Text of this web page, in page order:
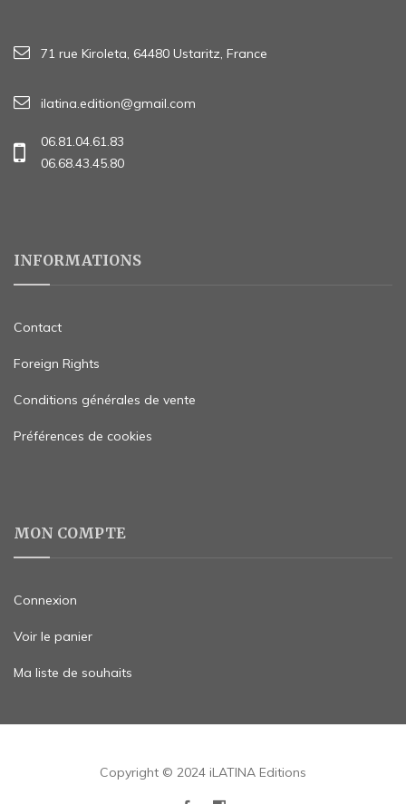
71 rue Kiroleta, 64480 Ustaritz, France
ilatina.edition@gmail.com
06.81.04.61.83
06.68.43.45.80
INFORMATIONS
Contact
Foreign Rights
Conditions générales de vente
Préférences de cookies
MON COMPTE
Connexion
Voir le panier
Ma liste de souhaits
Copyright © 2024 iLATINA Editions